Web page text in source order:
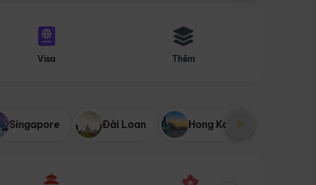
Visa Thêm
Singapore Đài Loan Hong Kong